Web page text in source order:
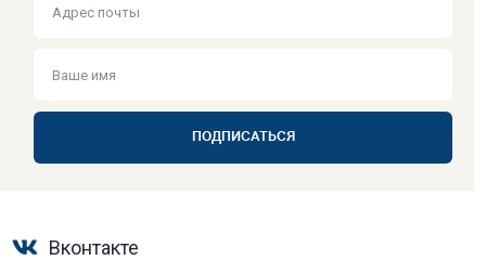
ПОДПИСАТЬСЯ
Вконтакте